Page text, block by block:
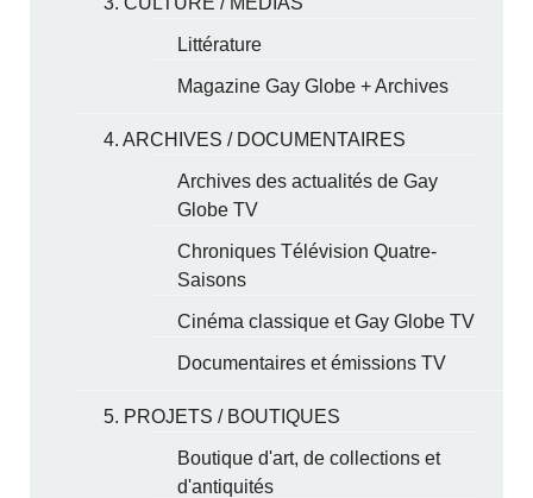
Littérature
Magazine Gay Globe + Archives
4. ARCHIVES / DOCUMENTAIRES
Archives des actualités de Gay
Globe TV
Chroniques Télévision Quatre-
Saisons
Cinéma classique et Gay Globe TV
Documentaires et émissions TV
5. PROJETS / BOUTIQUES
Boutique d'art, de collections et
d'antiquités